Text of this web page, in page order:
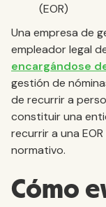
(EOR)
Una empresa de
empleador legal
encargándose
gestión de
de recurrir a
constituir una
recurrir a una
normativo.
Cómo